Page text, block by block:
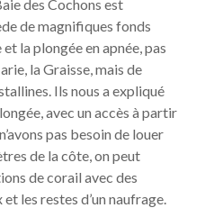
des Cochons est
de magnifiques fonds
la plongée en apnée, pas
la Graisse, mais de
Ils nous a expliqué
avec un accès à partir
pas besoin de louer
de la côte, on peut
de corail avec des
les restes d’un naufrage.